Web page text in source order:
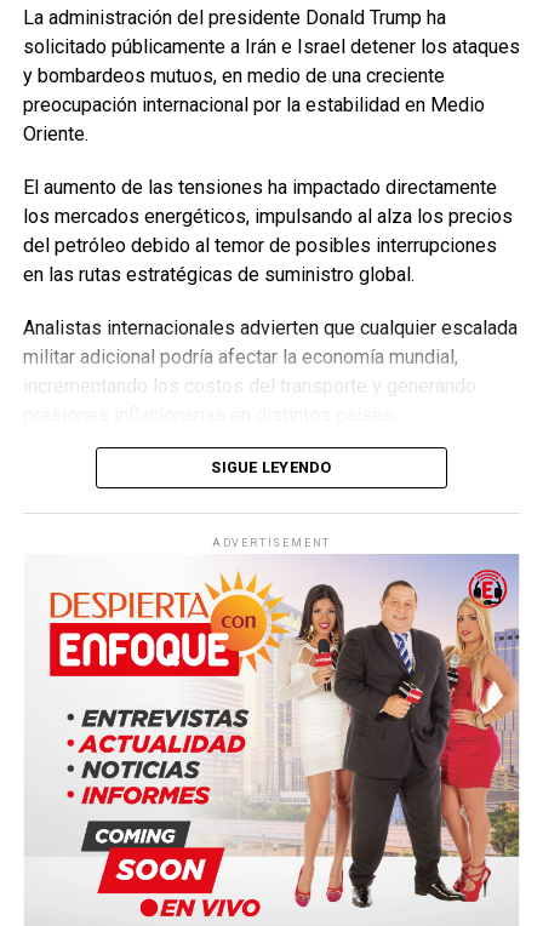
La administración del presidente Donald Trump ha
solicitado públicamente a Irán e Israel detener los ataques
y bombardeos mutuos, en medio de una creciente
preocupación internacional por la estabilidad en Medio
Oriente.
El aumento de las tensiones ha impactado directamente
los mercados energéticos, impulsando al alza los precios
del petróleo debido al temor de posibles interrupciones
en las rutas estratégicas de suministro global.
Analistas internacionales advierten que cualquier escalada
militar adicional podría afectar la economía mundial,
incrementando los costos del transporte y generando
La comunidad internacional continúa promoviendo canales
EstadosUnidos #Irán #Israel #Petróleo #Geopolítica
#JimmyPizarro #EnfoqueNow
SIGUE LEYENDO
ADVERTISEMENT